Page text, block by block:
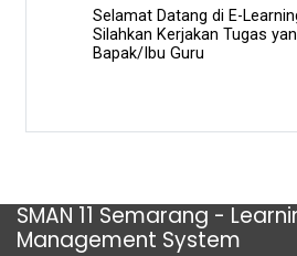
Selamat Datang di E-
Silahkan Kerjakan Tugas
Bapak/Ibu Guru
SMAN 11 Semarang -
Management System